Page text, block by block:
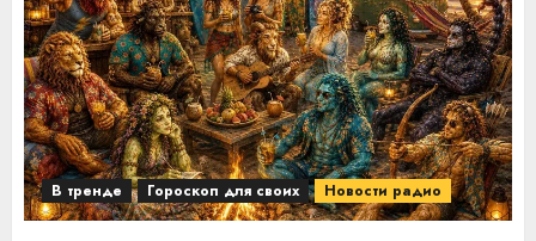
В тренде Гороскоп для своих Новости радио